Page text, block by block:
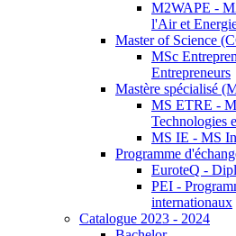
M2WAPE -
l'Air et
Master of Science
MSc
Entrepreneurs
Mastère spécialisé
MS ETRE -
Technologies
MS IE - MS
Programme
EuroteQ -
PEI -
internationaux
Catalogue 2023 - 2024